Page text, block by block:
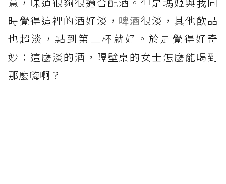
時覺得這裡的酒好淡， 啤酒很淡，其他飲品
也超淡，點到第二杯就好。於是覺得好奇
妙：這麼淡的酒，隔壁桌的女士怎麼能喝到
那麼嗨啊？